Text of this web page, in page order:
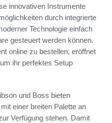
innovativen Instrumente
durch integrierte
Technologie einfach
gesteuert werden können.
online zu bestellen, eröffnet
ihr perfektes Setup
und Boss bieten
einer breiten Palette an
Verfügung stehen. Damit